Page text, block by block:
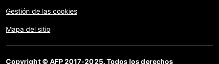
Gestión de las cookies
Mapa del sitio
Copyright © AFP 2017-2025. Todos los derechos